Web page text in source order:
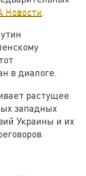
Новости
в диалоге.
растущее
западных
Украины и их